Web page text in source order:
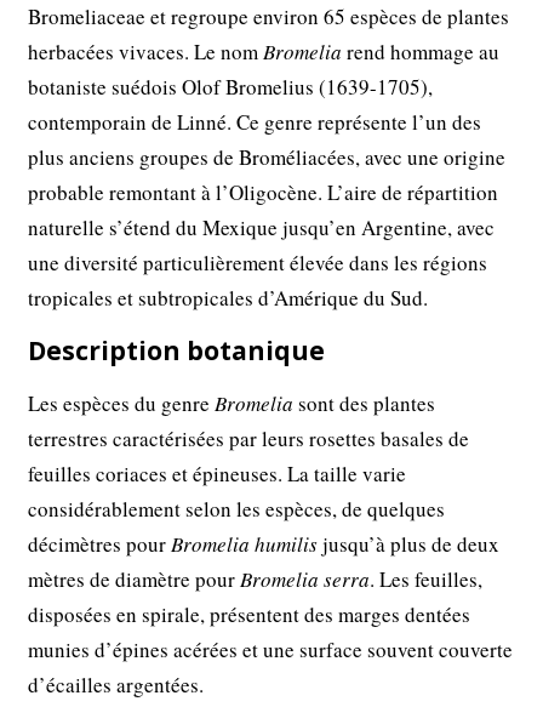
Bromeliaceae et regroupe environ 65 espèces de plantes
herbacées vivaces. Le nomBromelia rend hommage au
botaniste suédois Olof Bromelius (1639-1705),
contemporain de Linné. Ce genre représente l’un des
plus anciens groupes de Broméliacées, avec une origine
probable remontant à l’Oligocène. L’aire de répartition
naturelle s’étend du Mexique jusqu’en Argentine, avec
une diversité particulièrement élevée dans les régions
tropicales et subtropicales d’Amérique du Sud.
Description botanique
Les espèces du genreBromelia sont des plantes
terrestres caractérisées par leurs rosettes basales de
feuilles coriaces et épineuses. La taille varie
considérablement selon les espèces, de quelques
décimètres pourBromelia humilisjusqu’à plus de deux
mètres de diamètre pourBromelia serra. Les feuilles,
disposées en spirale, présentent des marges dentées
munies d’épines acérées et une surface souvent couverte
d’écailles argentées.